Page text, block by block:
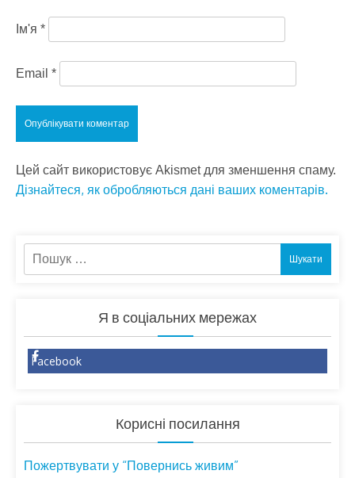
Ім'я *
Email *
Цей сайт використовує Akismet для зменшення спаму.
Дізнайтеся, як обробляються дані ваших коментарів.
Пошук:
Я в соціальних мережах
Facebook
Корисні посилання
Пожертвувати у “Повернись живим”